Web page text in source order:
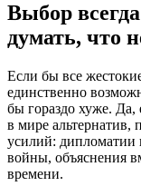
Выбор
думать, что
Если бы все
единственно
бы гораздо хуже.
в мире альтернатив,
усилий: дипломатии
войны, объяснения
времени.